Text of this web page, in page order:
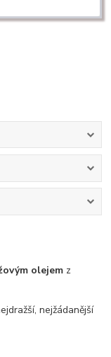
olejem z
nejžádanější